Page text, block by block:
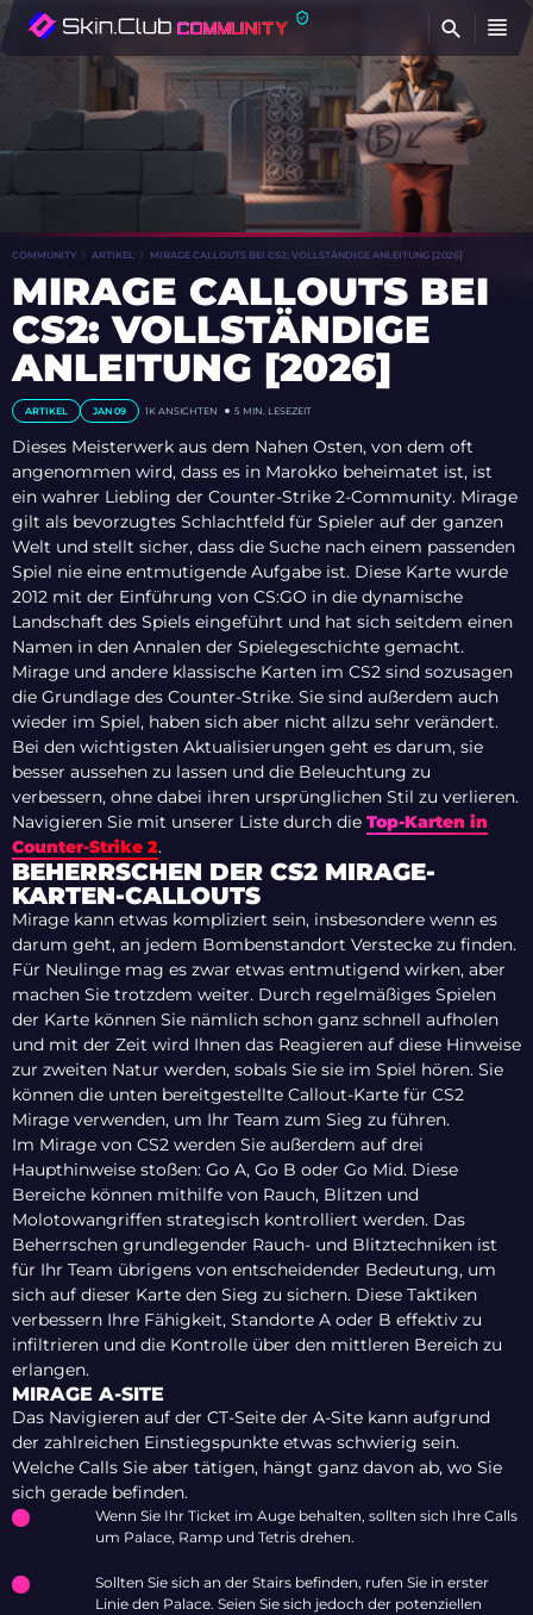
COMMUNITY ARTIKEL MIRAGE CALLOUTS BEI CS2: VOLLSTÄNDIGE ANLEITUNG [2026]
MIRAGE CALLOUTS BEI
CS2: VOLLSTÄNDIGE
ANLEITUNG [2026]
ARTIKEL JAN 09 1K ANSICHTEN 5 MIN. LESEZEIT
Dieses Meisterwerk aus dem Nahen Osten, von dem oft
angenommen wird, dass es in Marokko beheimatet ist, ist
ein wahrer Liebling der Counter-Strike 2-Community. Mirage
gilt als bevorzugtes Schlachtfeld für Spieler auf der ganzen
Welt und stellt sicher, dass die Suche nach einem passenden
Spiel nie eine entmutigende Aufgabe ist. Diese Karte wurde
2012 mit der Einführung von CS:GO in die dynamische
Landschaft des Spiels eingeführt und hat sich seitdem einen
Namen in den Annalen der Spielegeschichte gemacht.
Mirage und andere klassische Karten im CS2 sind sozusagen
die Grundlage des Counter-Strike. Sie sind außerdem auch
wieder im Spiel, haben sich aber nicht allzu sehr verändert.
Bei den wichtigsten Aktualisierungen geht es darum, sie
besser aussehen zu lassen und die Beleuchtung zu
verbessern, ohne dabei ihren ursprünglichen Stil zu verlieren.
Navigieren Sie mit unserer Liste durch die Top-Karten in
Counter-Strike 2.
BEHERRSCHEN DER CS2 MIRAGE-
KARTEN-CALLOUTS
Mirage kann etwas kompliziert sein, insbesondere wenn es
darum geht, an jedem Bombenstandort Verstecke zu finden.
Für Neulinge mag es zwar etwas entmutigend wirken, aber
machen Sie trotzdem weiter. Durch regelmäßiges Spielen
der Karte können Sie nämlich schon ganz schnell aufholen
und mit der Zeit wird Ihnen das Reagieren auf diese Hinweise
zur zweiten Natur werden, sobals Sie sie im Spiel hören. Sie
können die unten bereitgestellte Callout-Karte für CS2
Mirage verwenden, um Ihr Team zum Sieg zu führen.
Im Mirage von CS2 werden Sie außerdem auf drei
Haupthinweise stoßen: Go A, Go B oder Go Mid. Diese
Bereiche können mithilfe von Rauch, Blitzen und
Molotowangriffen strategisch kontrolliert werden. Das
Beherrschen grundlegender Rauch- und Blitztechniken ist
für Ihr Team übrigens von entscheidender Bedeutung, um
sich auf dieser Karte den Sieg zu sichern. Diese Taktiken
verbessern Ihre Fähigkeit, Standorte A oder B effektiv zu
infiltrieren und die Kontrolle über den mittleren Bereich zu
erlangen.
MIRAGE A-SITE
Das Navigieren auf der CT-Seite der A-Site kann aufgrund
der zahlreichen Einstiegspunkte etwas schwierig sein.
Welche Calls Sie aber tätigen, hängt ganz davon ab, wo Sie
sich gerade befinden.
Wenn Sie Ihr Ticket im Auge behalten, sollten sich Ihre Calls
um Palace, Ramp und Tetris drehen.
Sollten Sie sich an der Stairs befinden, rufen Sie in erster
Linie den Palace. Seien Sie sich jedoch der potenziellen